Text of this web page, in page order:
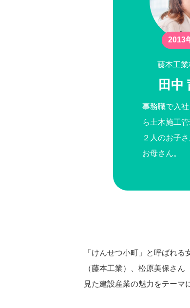
2013
藤本工
田中
事務職で入
ら土木施工管
２人のお子
お母さん。
「けんせつ小町」と呼ばれ
（藤本工業）、松原美保さ
見た建設産業の魅力をテーマ